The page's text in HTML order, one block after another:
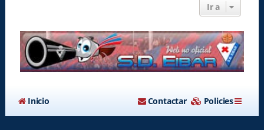
Ir a
Inicio Policies
Contactar